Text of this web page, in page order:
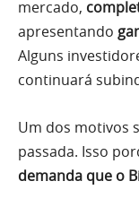
mercado,
apresentando
Alguns
continuará
Um dos motivos
passada. Isso
demanda que o